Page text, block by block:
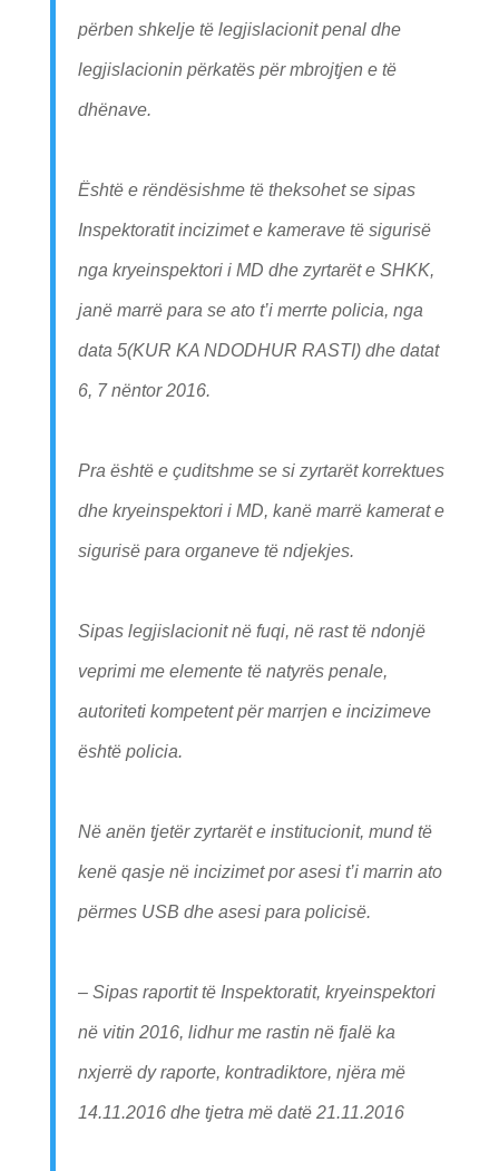
përben shkelje të legjislacionit penal dhe
legjislacionin përkatës për mbrojtjen e të
dhënave.
Është e rëndësishme të theksohet se sipas
Inspektoratit incizimet e kamerave të sigurisë
nga kryeinspektori i MD dhe zyrtarët e SHKK,
janë marrë para se ato t’i merrte policia, nga
data 5(KUR KA NDODHUR RASTI) dhe datat
6, 7 nëntor 2016.
Pra është e çuditshme se si zyrtarët korrektues
dhe kryeinspektori i MD, kanë marrë kamerat e
sigurisë para organeve të ndjekjes.
Sipas legjislacionit në fuqi, në rast të ndonjë
veprimi me elemente të natyrës penale,
autoriteti kompetent për marrjen e incizimeve
është policia.
Në anën tjetër zyrtarët e institucionit, mund të
kenë qasje në incizimet por asesi t’i marrin ato
përmes USB dhe asesi para policisë.
– Sipas raportit të Inspektoratit, kryeinspektori
në vitin 2016, lidhur me rastin në fjalë ka
nxjerrë dy raporte, kontradiktore, njëra më
14.11.2016 dhe tjetra më datë 21.11.2016